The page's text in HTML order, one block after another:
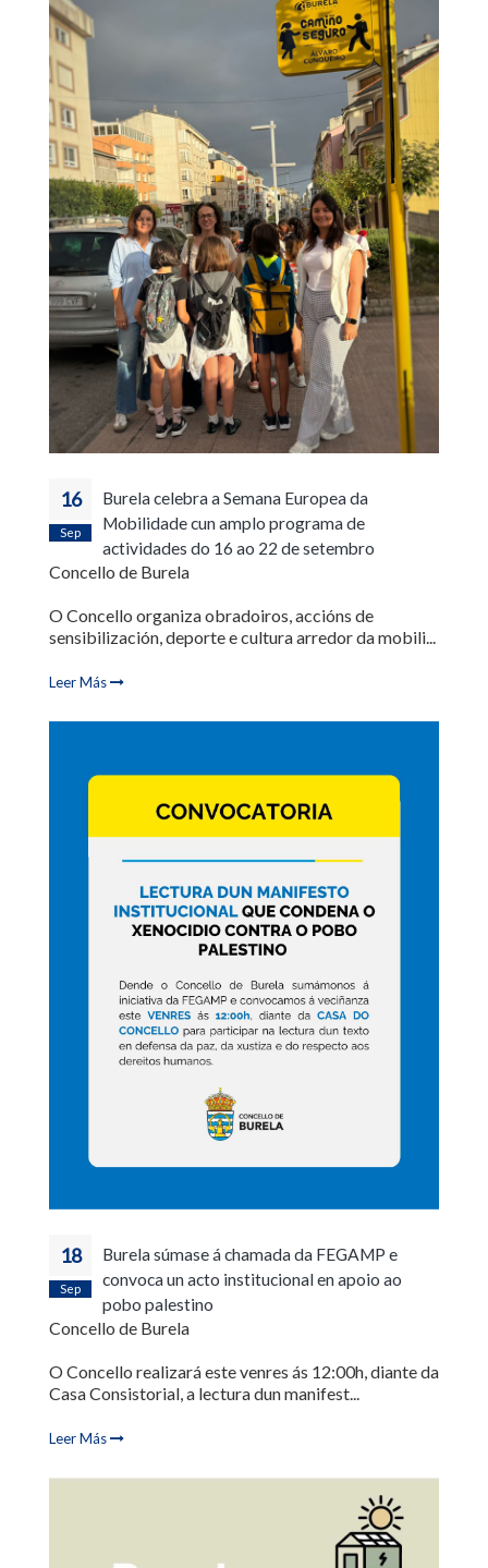
16
Sep
Burela celebra a Semana Europea da
Mobilidade cun amplo programa de
actividades do 16 ao 22 de setembro
Concello de Burela
O Concello organiza obradoiros, accións de
sensibilización, deporte e cultura arredor da mobili...
Leer Más
18
Sep
Burela súmase á chamada da FEGAMP e
convoca un acto institucional en apoio ao
pobo palestino
Concello de Burela
O Concello realizará este venres ás 12:00h, diante da
Casa Consistorial, a lectura dun manifest...
Leer Más